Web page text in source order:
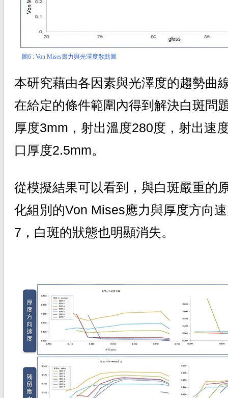
圖6 : Von Mises應力與光澤度散點圖
本研究藉由各因素與光澤度的趨勢曲
在給定的條件範圍內得到解決白斑問
厚度3mm，射出溫度280度，射出速
口厚度2.5mm。
從模擬結果可以看到，與白斑嚴重的
化組別的Von Mises應力與厚度方向
7，白斑的狀態也明顯消失。